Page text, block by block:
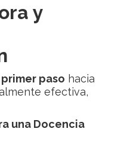
y
paso hacia
efectiva,
una Docencia